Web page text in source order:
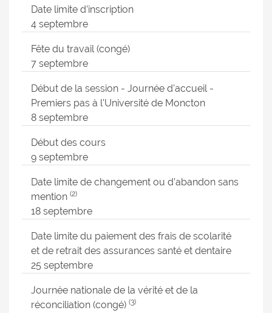
Date limite d’inscription
4 septembre
Fête du travail (congé)
7 septembre
Début de la session - Journée d'accueil -
Premiers pas à l'Université de Moncton
8 septembre
Début des cours
9 septembre
Date limite de changement ou d’abandon sans
mention (2)
18 septembre
Date limite du paiement des frais de scolarité
et de retrait des assurances santé et dentaire
25 septembre
Journée nationale de la vérité et de la
réconciliation (congé) (3)